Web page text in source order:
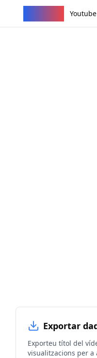
Exportar
Exporteu títol del
visualitzacions per a